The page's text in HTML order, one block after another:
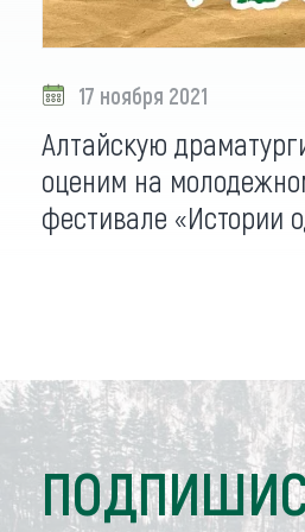
17 ноября 2021
Алтайскую
оценим на
фестивале «Истории